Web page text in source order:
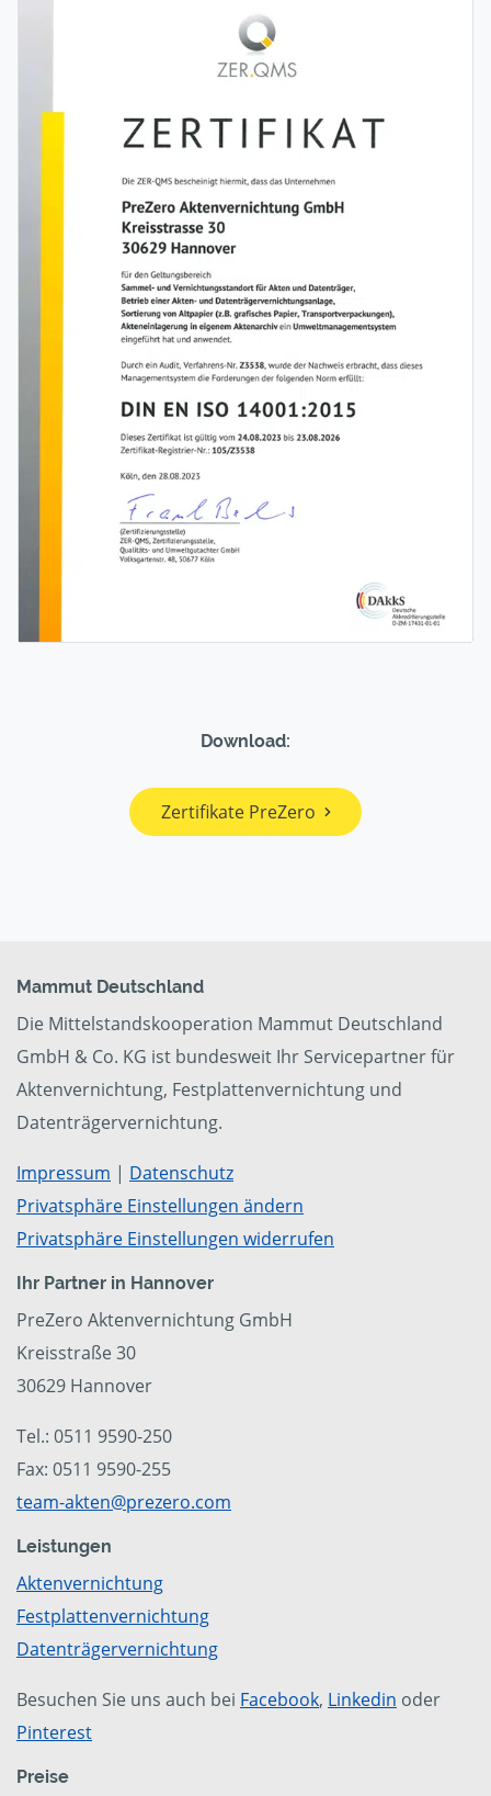
Download:
Zertifikate PreZero
Mammut Deutschland
Die Mittelstandskooperation Mammut Deutschland
GmbH & Co. KG ist bundesweit Ihr Servicepartner für
Aktenvernichtung, Festplattenvernichtung und
Datenträgervernichtung.
Impressum | Datenschutz
Privatsphäre Einstellungen ändern
Privatsphäre Einstellungen widerrufen
Ihr Partner in Hannover
PreZero Aktenvernichtung GmbH
Kreisstraße 30
30629 Hannover
Tel.: 0511 9590-250
Fax: 0511 9590-255
team-akten@prezero.com
Leistungen
Aktenvernichtung
Festplattenvernichtung
Datenträgervernichtung
Besuchen Sie uns auch bei Facebook, Linkedin oder
Pinterest
Preise